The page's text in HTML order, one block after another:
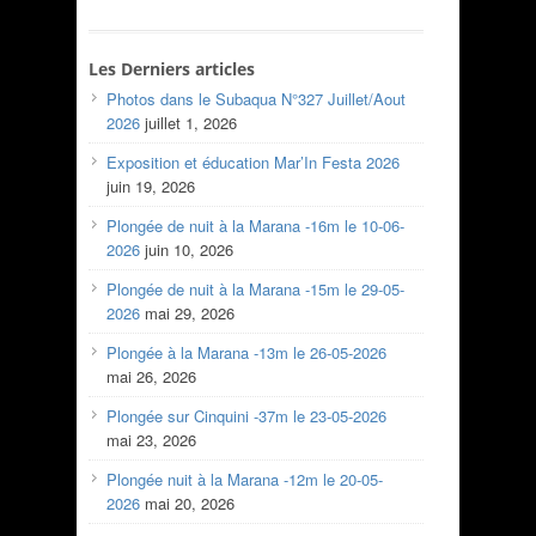
Les Derniers articles
Photos dans le Subaqua N°327 Juillet/Aout
2026 juillet 1, 2026
Exposition et éducation Mar’In Festa 2026
juin 19, 2026
Plongée de nuit à la Marana -16m le 10-06-
2026 juin 10, 2026
Plongée de nuit à la Marana -15m le 29-05-
2026 mai 29, 2026
Plongée à la Marana -13m le 26-05-2026
mai 26, 2026
Plongée sur Cinquini -37m le 23-05-2026
mai 23, 2026
Plongée nuit à la Marana -12m le 20-05-
2026 mai 20, 2026